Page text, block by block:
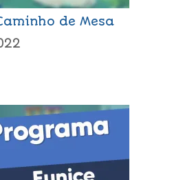
de Mesa